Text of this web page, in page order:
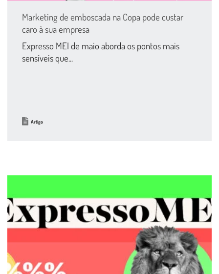
Marketing de emboscada na Copa pode custar
caro à sua empresa
Expresso MEI de maio aborda os pontos mais
sensíveis que...
Artigo